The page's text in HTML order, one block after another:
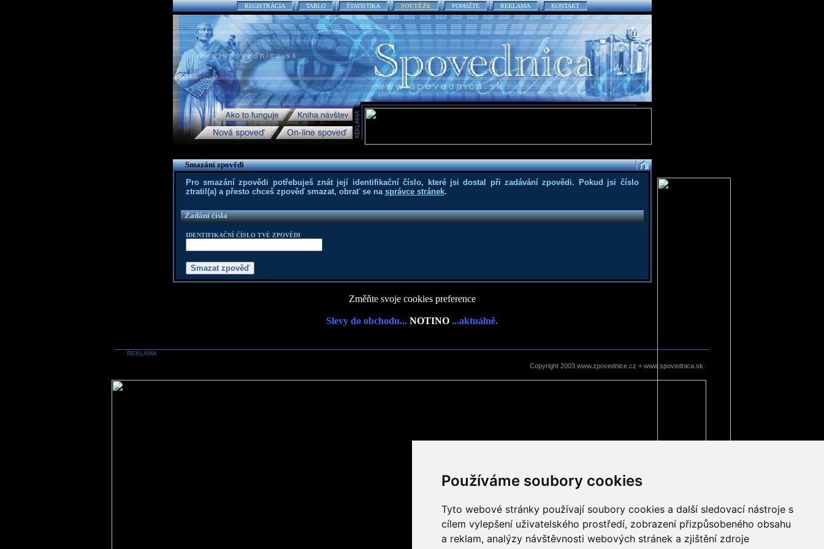
Používáme soubory cookies
Tyto webové stránky používají soubory cookies a další sledovací nástroje s
cílem vylepšení uživatelského prostředí, zobrazení přizpůsobeného obsahu
a reklam, analýzy návštěvnosti webových stránek a zjištění zdroje
REGISTRÁCIA TABLO ŠTATISTIKA SOUTĚŽE POMôŽTE REKLAMA KONTAKT
Smazání zpovědi
Pro smazání zpovědi potřebuješ znát její identifikační číslo, které jsi dostal při zadávání zpovědi. Pokud jsi číslo
ztratil(a) a přesto chceš zpověď smazat, obrať se na správce stránek.
Zadání čísla
IDENTIFIKAČNÍ ČÍSLO TVÉ ZPOVĚDI
Změňte svoje cookies preference
Slevy do obchodu... NOTINO ...aktuálně.
REKLAMA
Copyright 2003 www.zpovednice.cz + www.spovednica.sk